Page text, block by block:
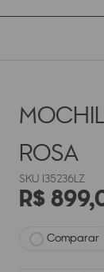
ROSA
I35236LZ
R$899,
Comparar